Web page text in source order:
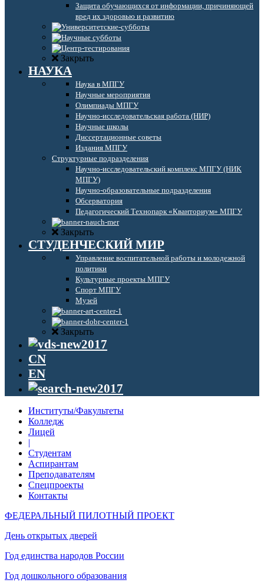
Защита обучающихся от информации, причиняющей
вред их здоровью и развитию
Закрыть
НАУКА
Наука в МПГУ
Научные мероприятия
Олимпиады МПГУ
Научно-исследовательская работа (НИР)
Научные школы
Диссертационные советы
Издания МПГУ
Структурные подразделения
Научно-исследовательский комплекс МПГУ (НИК
МПГУ)
Научно-образовательные подразделения
Обсерватория
Педагогический Технопарк «Кванториум» МПГУ
Закрыть
СТУДЕНЧЕСКИЙ МИР
Управление воспитательной работы и молодежной
политики
Культурные проекты МПГУ
Спорт МПГУ
Музей
Закрыть
CN
EN
Институты/Факультеты
Колледж
Лицей
|
Студентам
Аспирантам
Преподавателям
Спецпроекты
Контакты
ФЕДЕРАЛЬНЫЙ ПИЛОТНЫЙ ПРОЕКТ
День открытых дверей
Год единства народов России
Год дошкольного образования